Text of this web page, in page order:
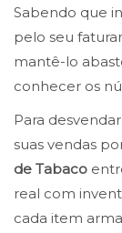
Sabendo que
pelo seu
mantê-lo
conhecer os
Para
suas vendas
de Tabaco
real com
cada item